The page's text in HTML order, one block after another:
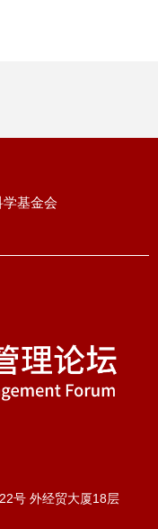
号 外经贸大厦18层
基金会